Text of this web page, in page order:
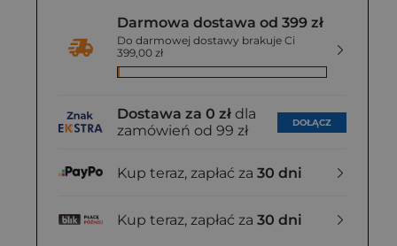
Darmowa dostawa od 399 zł
Do darmowej dostawy brakuje Ci
399,00 zł
Dostawa za 0 zł dla
zamówień od 99 zł
DOŁĄCZ
Kup teraz, zapłać za 30 dni
Kup teraz, zapłać za 30 dni